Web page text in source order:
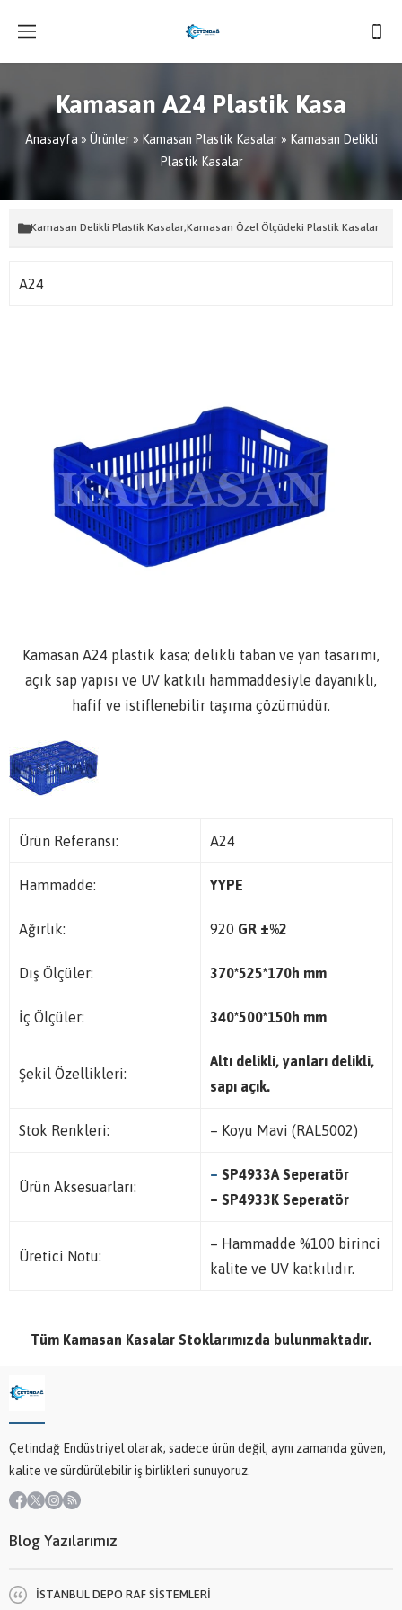
Kamasan A24 Plastik Kasa
Anasayfa » Ürünler» Kamasan Plastik Kasalar» Kamasan Delikli
Plastik Kasalar
Kamasan Delikli Plastik Kasalar,Kamasan Özel Ölçüdeki Plastik Kasalar
A24
Kamasan A24 plastik kasa; delikli taban ve yan tasarımı,
açık sap yapısı ve UV katkılı hammaddesiyle dayanıklı,
hafif ve istiflenebilir taşıma çözümüdür.
Ürün Referansı: A24
Hammadde: YYPE
Ağırlık: 920 GR ±%2
Dış Ölçüler: 370*525*170h mm
İç Ölçüler: 340*500*150h mm
Şekil Özellikleri:
Altı delikli, yanları delikli,
sapı açık.
Stok Renkleri: – Koyu Mavi (RAL5002)
Ürün Aksesuarları:
– SP4933A Seperatör
– SP4933K Seperatör
Üretici Notu:
– Hammadde %100 birinci
kalite ve UV katkılıdır.
Tüm Kamasan Kasalar Stoklarımızda bulunmaktadır.
Çetindağ Endüstriyel olarak; sadece ürün değil, aynı zamanda güven,
kalite ve sürdürülebilir iş birlikleri sunuyoruz.
Blog Yazılarımız
İSTANBUL DEPO RAF SİSTEMLERİ